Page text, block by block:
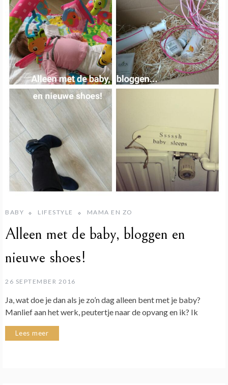
BABY LIFESTYLE MAMA EN ZO
Alleen met de baby, bloggen en
nieuwe shoes!
26 SEPTEMBER 2016
Ja, wat doe je dan als je zo’n dag alleen bent met je baby?
Manlief aan het werk, peutertje naar de opvang en ik? Ik
Lees meer